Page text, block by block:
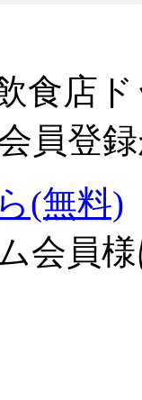
食店
員登
(無料)
会員